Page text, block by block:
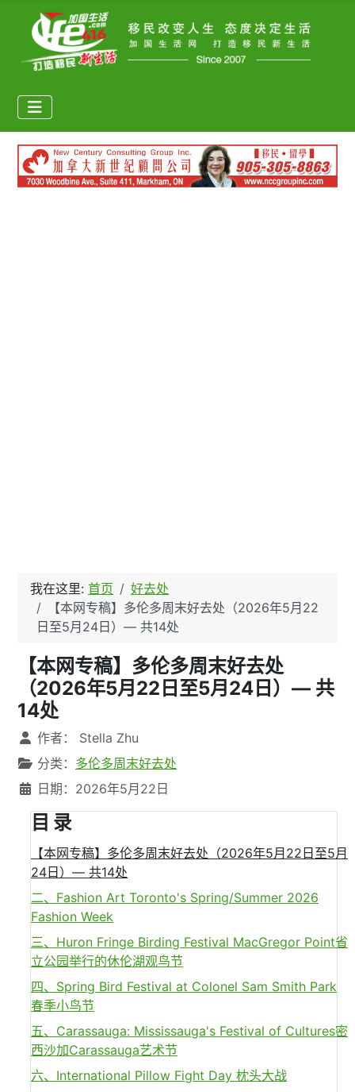
我在这里: 首页
好去处
【本网专稿】多伦多周末好去处（2026年5月22
日至5月24日）— 共14处
【本网专稿】多伦多周末好去处
（2026年5月22日至5月24日）— 共
14处
文章信息
作者： Stella Zhu
分类： 多伦多周末好去处
日期：2026年5月22日
目 录
【本网专稿】多伦多周末好去处（2026年5月22日至5月
24日）— 共14处
二、Fashion Art Toronto's Spring/Summer 2026
Fashion Week
三、Huron Fringe Birding Festival MacGregor Point省
立公园举行的休伦湖观鸟节
四、Spring Bird Festival at Colonel Sam Smith Park
春季小鸟节
五、Carassauga: Mississauga's Festival of Cultures密
西沙加Carassauga艺术节
六、International Pillow Fight Day 枕头大战